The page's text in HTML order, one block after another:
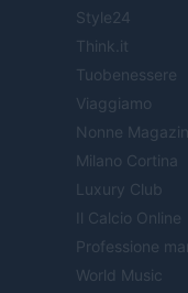
Style24
Think.it
Tuobenessere
Viaggiamo
Nonne
Milano Cortina
Luxury Club
Il Calcio Online
Professione
World Music